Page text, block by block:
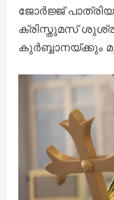
ജോർജ്ജ്
ക്രിസ്തുമസ്
കുർബ്ബാനയ്ക്കും